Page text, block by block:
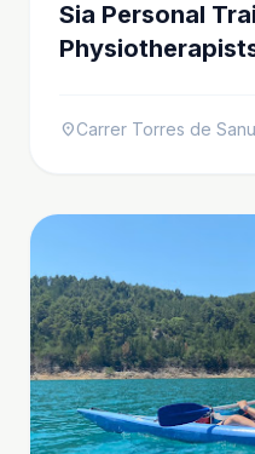
Sia Personal
location_onCarrer Torres de